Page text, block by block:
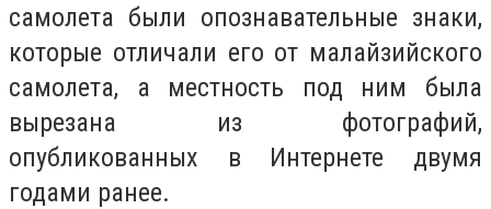
самолета были опознавательные знаки,
которые отличали его от малайзийского
самолета, а местность под ним была
вырезана из фотографий,
опубликованных в Интернете двумя
годами ранее.